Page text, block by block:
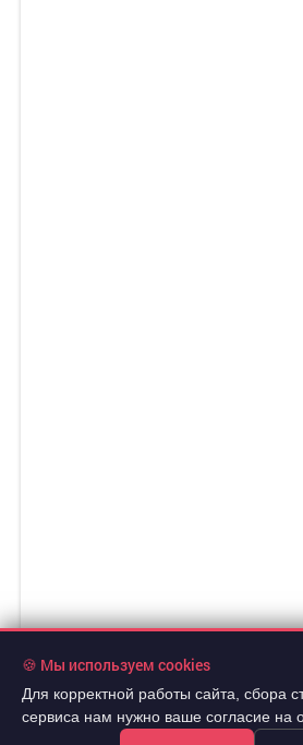
🍪 Мы используем cookies
Для корректной работы сайта, сбора
сервиса нам нужно ваше согласие на